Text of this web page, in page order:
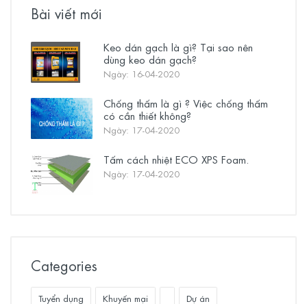
Bài viết mới
Keo dán gạch là gì? Tại sao nên
dùng keo dán gạch?
Ngày: 16-04-2020
Chống thấm là gì ? Việc chống thấm
có cần thiết không?
Ngày: 17-04-2020
Tấm cách nhiệt ECO XPS Foam.
Ngày: 17-04-2020
Categories
Tuyển dụng Khuyến mại Dự án